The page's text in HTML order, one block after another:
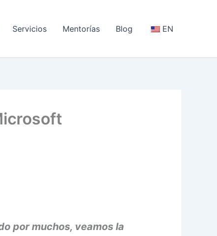
Servicios Mentorías Blog EN
por muchos, veamos la